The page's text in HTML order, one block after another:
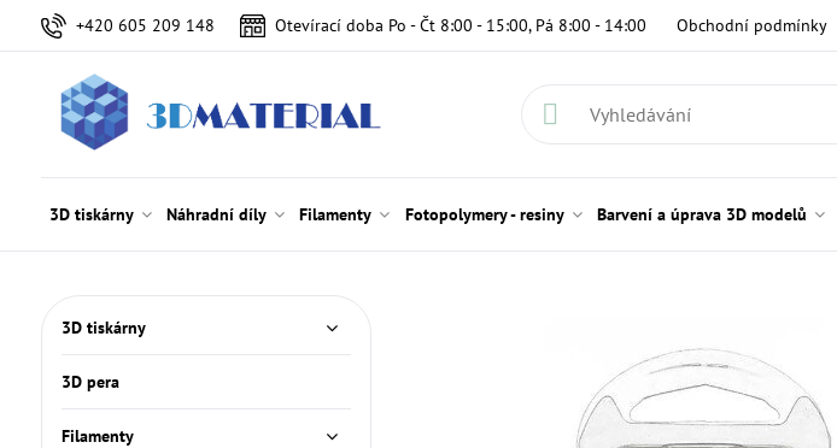
+420 605 209 148 Otevírací doba Po - Čt 8:00 - 15:00, Pá 8:00 - 14:00 Obchodní podmínky
3D tiskárny Náhradní díly Filamenty Fotopolymery - resiny Barvení a úprava 3D modelů
3D tiskárny
3D pera
Filamenty